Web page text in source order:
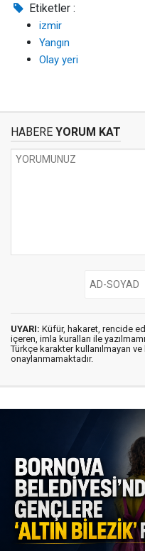
Etiketler :
izmir
Yangın
Olay yeri
HABERE YORUM KAT
UYARI: Küfür, hakaret, rencide
içeren, imla kuralları ile
Türkçe karakter kullanılmayan
onaylanmamaktadır.